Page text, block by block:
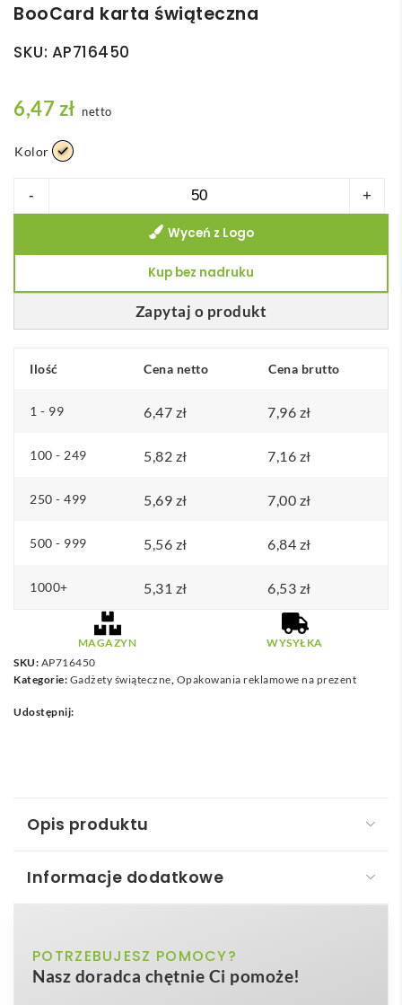
BooCard karta świąteczna
SKU: AP716450
6,47 zł netto
Kolor
-
BooCard
+
Zapytaj o produkt
Wyceń z Logo
Kup bez nadruku
Ilość Cena netto Cena brutto
1 - 99 6,47 zł 7,96 zł
100 - 249 5,82 zł 7,16 zł
250 - 499 5,69 zł 7,00 zł
500 - 999 5,56 zł 6,84 zł
1000+ 5,31 zł 6,53 zł
MAGAZYN
WYSYŁKA
SKU: AP716450
Kategorie: Gadżety świąteczne, Opakowania reklamowe na prezent
Udostępnij:
Opis produktu
przykuwający uwagęgadżet, który łączy funkcję
eleganckiej kartki z praktyczną ozdobą choinkową –
Informacje dodatkowe
Kolor
naturalny
145×95×3 mm
POTRZEBUJESZ POMOCY?
Nasz doradca chętnie Ci pomoże!